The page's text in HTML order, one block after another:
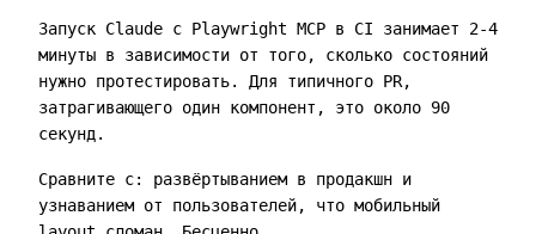
Запуск Claude с Playwright MCP в CI занимает 2-4
минуты в зависимости от того, сколько состояний
нужно протестировать. Для типичного PR,
затрагивающего один компонент, это около 90
секунд.
Сравните с: развёртыванием в продакшн и
узнаванием от пользователей, что мобильный